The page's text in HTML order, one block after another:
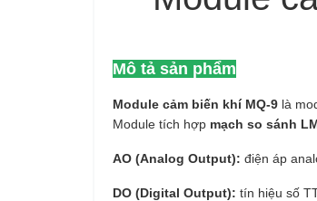
Mô tả sản phẩm
Module cảm biến khí MQ-9 là
Module tích hợp mạch so sánh
AO (Analog Output): điện áp
DO (Digital Output): tín hiệu số